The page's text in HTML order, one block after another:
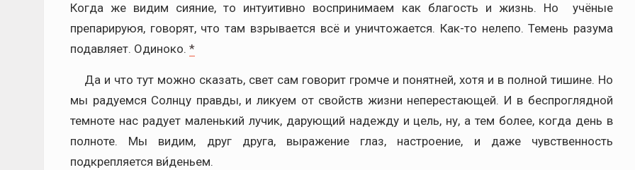
Когда же видим сияние, то интуитивно воспринимаем как благость и жизнь. Но учёные
препарируюя, говорят, что там взрывается всё и уничтожается. Как-то нелепо. Темень разума
подавляет. Одиноко. *
Да и что тут можно сказать, свет сам говорит громче и понятней, хотя и в полной тишине. Но
мы радуемся Солнцу правды, и ликуем от свойств жизни неперестающей. И в беспроглядной
темноте нас радует маленький лучик, дарующий надежду и цель, ну, а тем более, когда день в
полноте. Мы видим, друг друга, выражение глаз, настроение, и даже чувственность
подкрепляется ви́деньем.